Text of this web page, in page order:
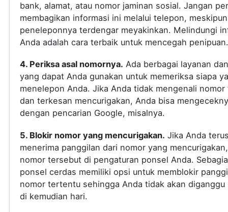
bank, alamat, atau nomor jaminan sosial. Jangan
membagikan informasi ini melalui telepon, meskipun
peneleponnya terdengar meyakinkan. Melindungi
Anda adalah cara terbaik untuk mencegah penipuan.
4. Periksa asal nomornya. Ada berbagai layanan
yang dapat Anda gunakan untuk memeriksa siapa
menelepon Anda. Jika Anda tidak mengenali
dan terkesan mencurigakan, Anda bisa
dengan pencarian Google, misalnya.
5. Blokir nomor yang mencurigakan. Jika Anda
menerima panggilan dari nomor yang
nomor tersebut di pengaturan ponsel Anda.
ponsel cerdas memiliki opsi untuk memblokir
nomor tertentu sehingga Anda tidak akan diganggu
di kemudian hari.